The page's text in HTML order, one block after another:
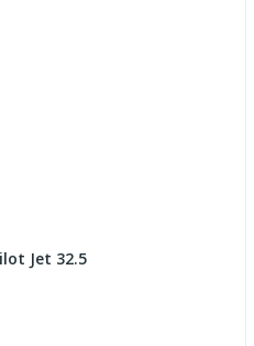
ProX Keihin N424-26 Series Pilot Jet 32.5